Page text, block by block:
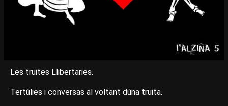
Les truites Llibertaries.
Tertúlies i conversas al voltant dùna truita.